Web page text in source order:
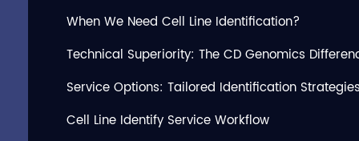
When We Need Cell Line Identification?
Technical Superiority: The CD Genomics
Service Options: Tailored Identification
Cell Line Identify Service Workflow